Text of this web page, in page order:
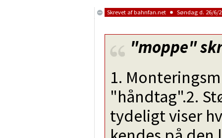
Skrevet afbahnfan.net Søndag d. 26/6/
"moppe"
1.
"håndtag".2.
tydeligt viser